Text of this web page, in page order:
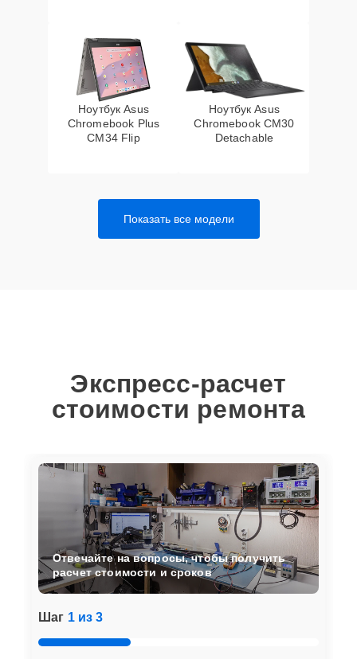
Ноутбук Asus
Chromebook Plus
CM34 Flip
Ноутбук Asus
Chromebook CM30
Detachable
Показать все модели
Экспресс-расчет
стоимости ремонта
Шаг 1 из 3
Отвечайте на вопросы, чтобы получить
расчет стоимости и сроков